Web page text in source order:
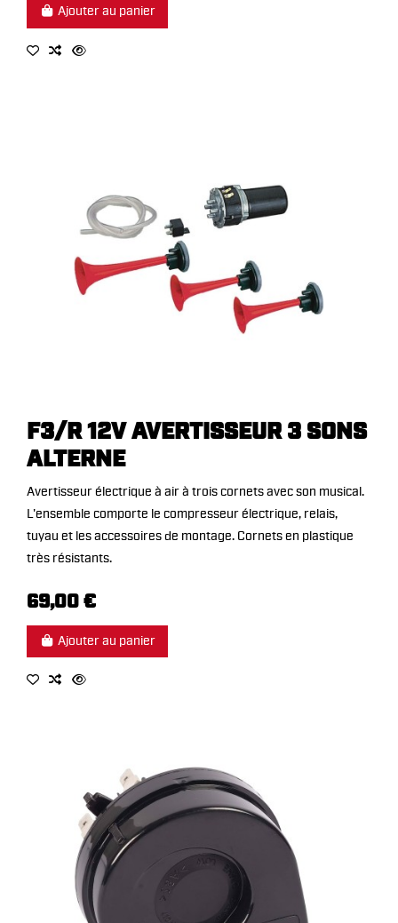
Ajouter au panier
F3/R 12V AVERTISSEUR 3 SONS
ALTERNE
Avertisseur électrique à air à trois cornets avec son musical.
L'ensemble comporte le compresseur électrique, relais,
tuyau et les accessoires de montage. Cornets en plastique
très résistants.
69,00 €
Ajouter au panier